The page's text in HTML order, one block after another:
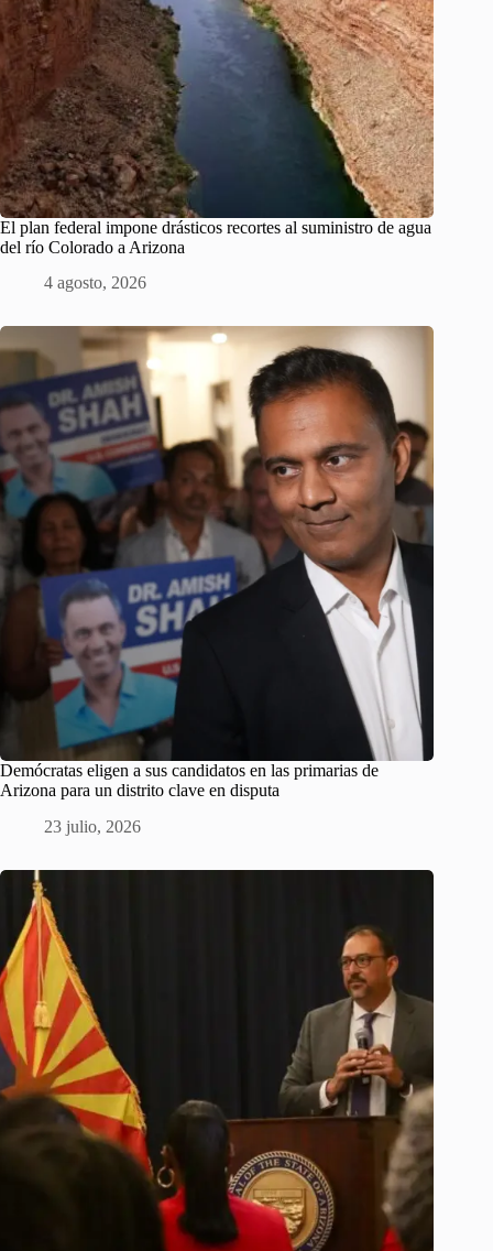
El plan federal impone drásticos recortes al suministro de agua
del río Colorado a Arizona
4 agosto, 2026
Demócratas eligen a sus candidatos en las primarias de
Arizona para un distrito clave en disputa
23 julio, 2026